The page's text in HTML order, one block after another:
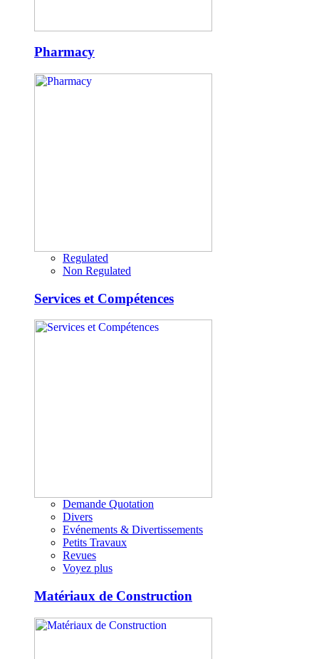
Pharmacy
Regulated
Non Regulated
Services et Compétences
Demande Quotation
Divers
Evénements & Divertissements
Petits Travaux
Revues
Voyez plus
Matériaux de Construction